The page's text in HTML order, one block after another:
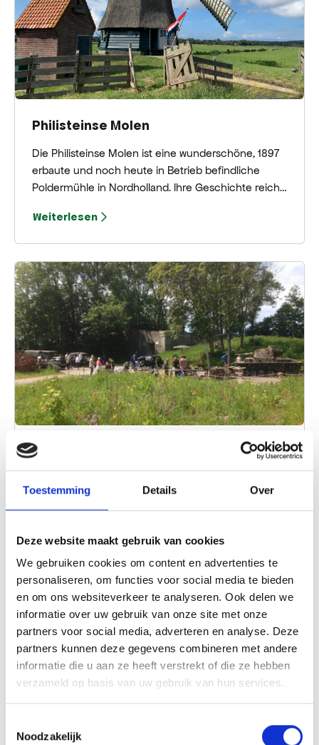
Toestemming Details Over
Deze website maakt gebruik van cookies
We gebruiken cookies om content en advertenties te
personaliseren, om functies voor social media te bieden
en om ons websiteverkeer te analyseren. Ook delen we
informatie over uw gebruik van onze site met onze
partners voor social media, adverteren en analyse. Deze
partners kunnen deze gegevens combineren met andere
informatie die u aan ze heeft verstrekt of die ze hebben
verzameld op basis van uw gebruik van hun services.
Noodzakelijk
Philisteinse Molen
Die Philisteinse Molen ist eine wunderschöne, 1897
erbaute und noch heute in Betrieb befindliche
Poldermühle in Nordholland. Ihre Geschichte reicht
Poldermühle errichtet wurde, um den Philisteinse
ehrenamtlichen Müllern betrieben.
Weiterlesen
Bunkerdorp
und am ersten Kriegstag (10. Mai 1940) von
deutschen Flugzeugen bombardiert. Anschließend
und rund um den Flugplatz wurden zahlreiche
Bunker errichtet. Nach dem Krieg behielt er seine
militärische Funktion, bis er 2014 an die Stiftung
Bergen Eco Village Foundation übergeben wurde.
Weiterlesen